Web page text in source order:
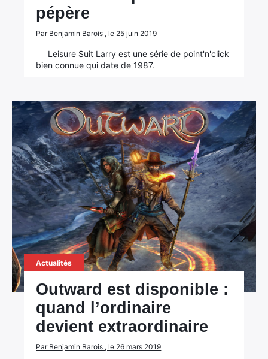
pépère
Par Benjamin Barois , le 25 juin 2019
Leisure Suit Larry est une série de point'n'click
bien connue qui date de 1987.
Actualités
Outward est disponible :
quand l’ordinaire
devient extraordinaire
Par Benjamin Barois , le 26 mars 2019